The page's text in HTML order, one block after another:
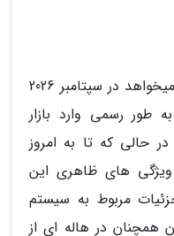
به گزارش اردکان خبر، شرکت اپل میخواهد در سپتامبر 2026
طور رسمی وارد بازار
حالی که تا به امروز
ویژگی های ظاهری این
مربوط به سیستم
همچنان در هاله ای از